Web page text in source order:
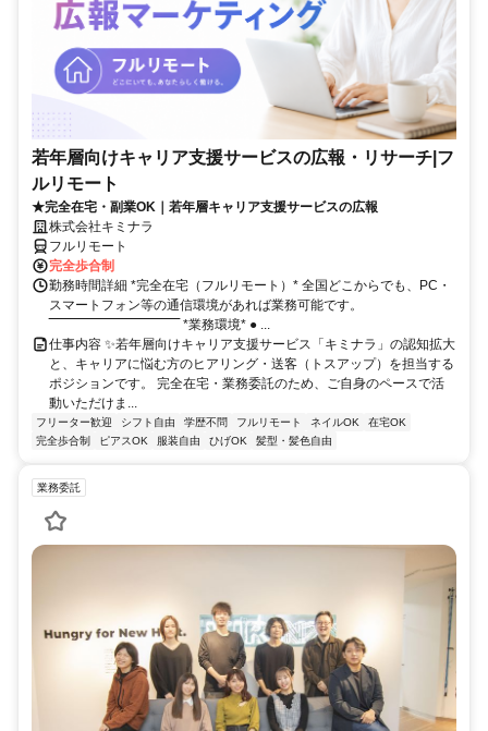
若年層向けキャリア支援サービスの広報・リサーチ|フ
ルリモート
★完全在宅・副業OK｜若年層キャリア支援サービスの広報
株式会社キミナラ
フルリモート
完全歩合制
勤務時間詳細 *完全在宅（フルリモート）* 全国どこからでも、PC・
スマートフォン等の通信環境があれば業務可能です。
‾‾‾‾‾‾‾‾‾‾‾‾‾‾‾‾‾‾‾‾‾‾‾‾‾‾‾‾‾‾ *業務環境* ● ...
仕事内容 ✨若年層向けキャリア支援サービス「キミナラ」の認知拡大
と、キャリアに悩む方のヒアリング・送客（トスアップ）を担当する
ポジションです。 完全在宅・業務委託のため、ご自身のペースで活
動いただけま...
フリーター歓迎 シフト自由 学歴不問 フルリモート ネイルOK
在宅OK
完全歩合制
ピアスOK 服装自由 ひげOK 髪型・髪色自由
業務委託